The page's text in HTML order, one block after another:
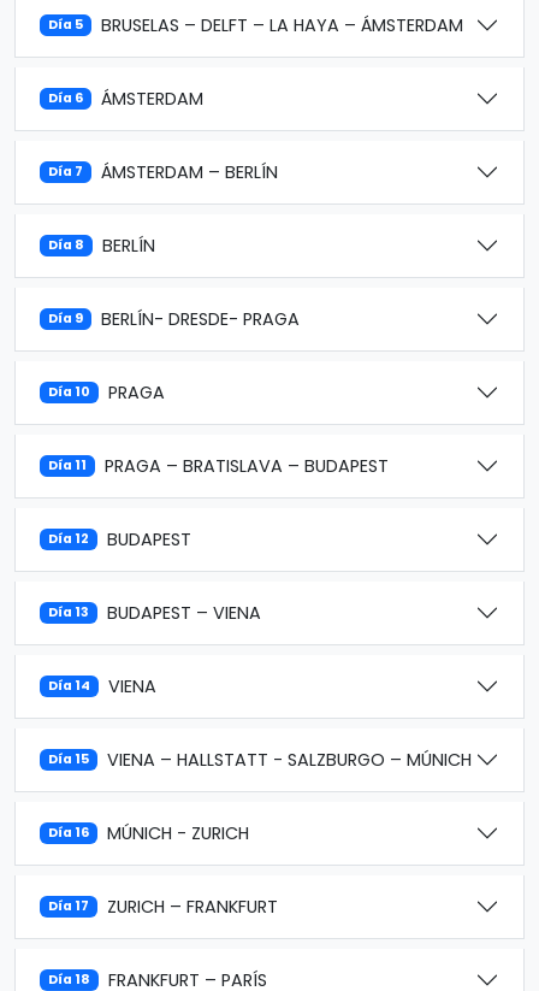
Día 5 BRUSELAS – DELFT – LA HAYA – ÁMSTERDAM
Día 6 ÁMSTERDAM
Día 7 ÁMSTERDAM – BERLÍN
Día 8 BERLÍN
Día 9 BERLÍN- DRESDE- PRAGA
Día 10 PRAGA
Día 11 PRAGA – BRATISLAVA – BUDAPEST
Día 12 BUDAPEST
Día 13 BUDAPEST – VIENA
Día 14 VIENA
Día 15 VIENA – HALLSTATT - SALZBURGO – MÚNICH
Día 16 MÚNICH - ZURICH
Día 17 ZURICH – FRANKFURT
Día 18 FRANKFURT – PARÍS